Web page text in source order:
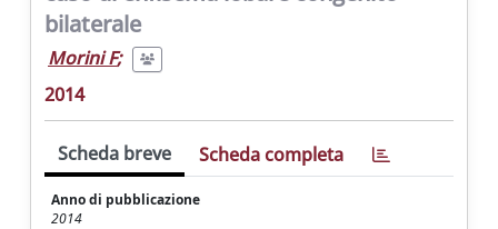
bilaterale
Morini F;
2014
Scheda breve Scheda completa
Anno di pubblicazione
2014